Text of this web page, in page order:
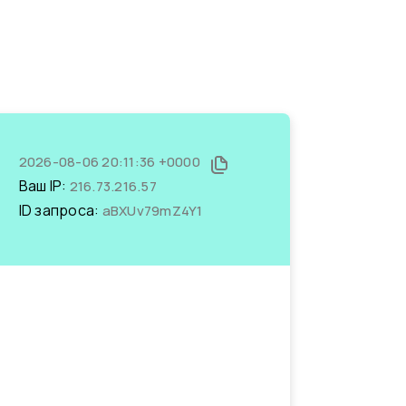
2026-08-06 20:11:36 +0000
Ваш IP: 216.73.216.57
ID запроса: aBXUv79mZ4Y1